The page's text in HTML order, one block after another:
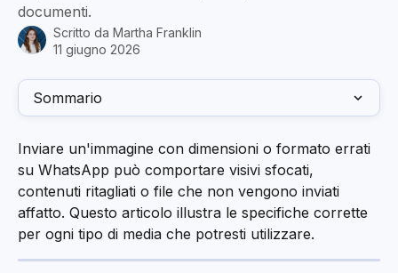
documenti.
Scritto da Martha Franklin
11 giugno 2026
Sommario
Inviare un'immagine con dimensioni o formato errati
su WhatsApp può comportare visivi sfocati,
contenuti ritagliati o file che non vengono inviati
affatto. Questo articolo illustra le specifiche corrette
per ogni tipo di media che potresti utilizzare.